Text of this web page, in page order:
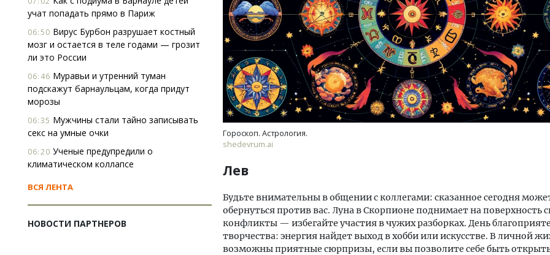
учат попадать прямо в Париж
06:50 Вирус Бурбон разрушает костный
мозг и остается в теле годами — грозит
ли это России
06:46 Муравьи и утренний туман
подскажут барнаульцам, когда придут
морозы
06:35 Мужчины стали тайно записывать
секс на умные очки
06:20 Ученые предупредили о
климатическом коллапсе
ВСЯ ЛЕНТА
НОВОСТИ ПАРТНЕРОВ
Гороскоп. Астрология.
shedevrum.ai
Лев
Будьте внимательны в общении с коллегами: сказанное сегодня
обернуться против вас. Луна в Скорпионе поднимает на поверхность
конфликты — избегайте участия в чужих разборках. День
творчества: энергия найдет выход в хобби или искусстве. В личной
возможны приятные сюрпризы, если вы позволите себе быть